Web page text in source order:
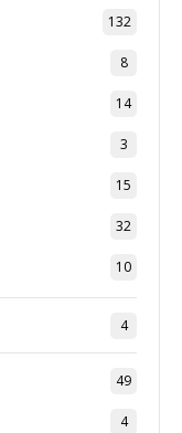
132
8
14
3
15
32
10
4
49
4